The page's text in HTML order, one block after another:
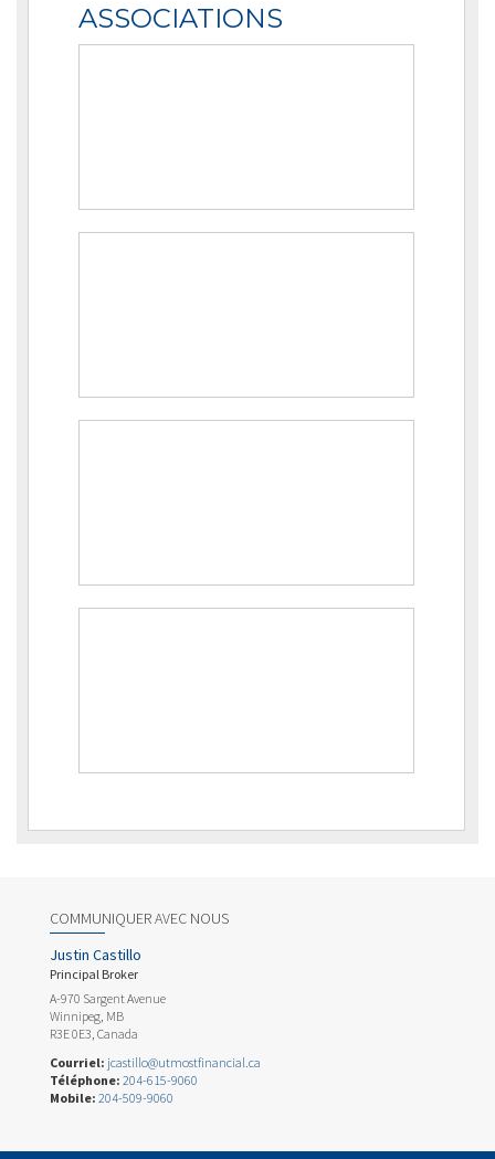
ASSOCIATIONS
COMMUNIQUER AVEC NOUS
Justin Castillo
Principal Broker
A-970 Sargent Avenue
Winnipeg, MB
R3E 0E3, Canada
Courriel: jcastillo@utmostfinancial.ca
Téléphone: 204-615-9060
Mobile: 204-509-9060